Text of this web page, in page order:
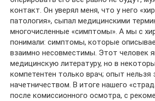
контакт. Он уверял меня, что у него
патология», сыпал медицинскими
многочисленные «симптомы». А мы с
понимали: симптомы, которые
взаимно несовместимы. Этот человек
медицинскую литературу, но в
компетентен только врач; опыт
начетничеством. В итоге нашего
после комиссионного осмотра, с